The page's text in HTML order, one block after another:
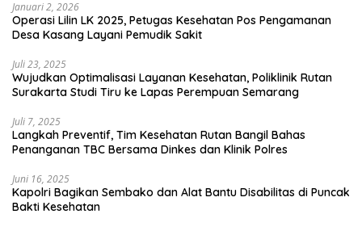
Januari 2, 2026
Operasi Lilin LK 2025, Petugas Kesehatan Pos Pengamanan
Desa Kasang Layani Pemudik Sakit
Juli 23, 2025
Wujudkan Optimalisasi Layanan Kesehatan, Poliklinik Rutan
Surakarta Studi Tiru ke Lapas Perempuan Semarang
Juli 7, 2025
Langkah Preventif, Tim Kesehatan Rutan Bangil Bahas
Penanganan TBC Bersama Dinkes dan Klinik Polres
Juni 16, 2025
Kapolri Bagikan Sembako dan Alat Bantu Disabilitas di Puncak
Bakti Kesehatan